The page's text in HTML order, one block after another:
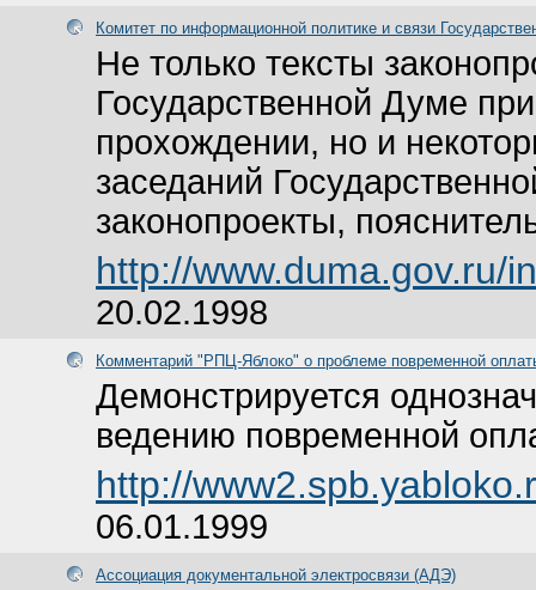
Комитет по информационной политике и связи
Не только тексты
Государственной Думе
прохождении, но и
заседаний
законопроекты,
http://www.duma.gov.ru/
20.02.1998
Комментарий "РПЦ-Яблоко" о проблеме повременной
Демонстрируется
ведению повременной
http://
06.01.1999
Ассоциация документальной электросвязи (АДЭ)